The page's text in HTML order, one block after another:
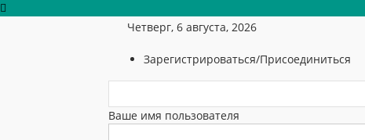
Четверг, 6 августа, 2026
Зарегистрироваться/Присоединиться
Ваше имя пользователя